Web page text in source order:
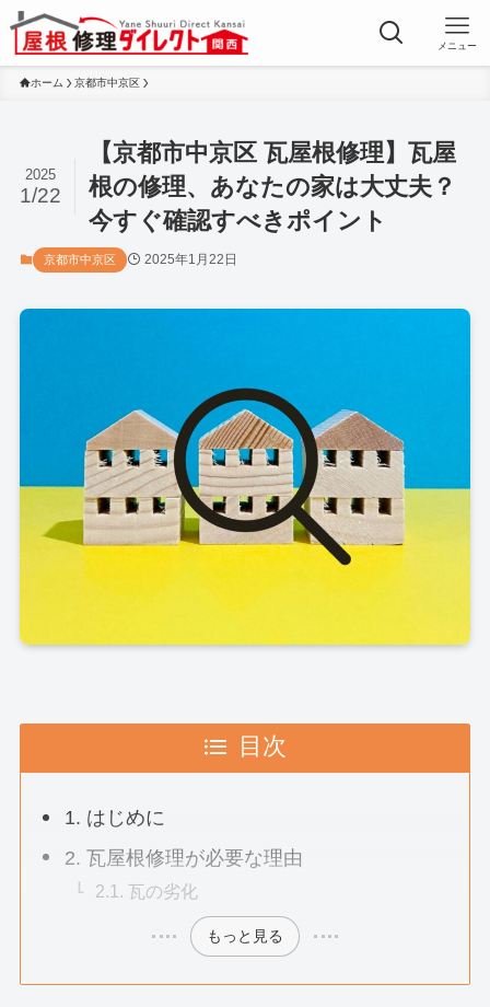
メニュー
ホーム 京都市中京区
【京都市中京区 瓦屋根修理】瓦屋
根の修理、あなたの家は大丈夫？
今すぐ確認すべきポイント
2025
1/22
京都市中京区 2025年1月22日
目次
1. はじめに
2. 瓦屋根修理が必要な理由
2.1. 瓦の劣化
もっと見る